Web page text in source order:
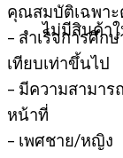
ไม่มีสินค้า
คุณสมบัติเฉพาะ
– สำเร็จการศึ
เทียบเท่าขึ้นไป
– มีความสามาร
หน้าที่
– เพศชาย/หญิง